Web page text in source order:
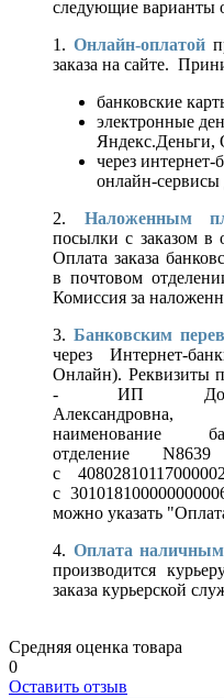
следующие варианты
1. Онлайн-оплатой
заказа на сайте.
банковские
электронные
Яндекс.Деньги,
через
онлайн-сервисы
2. Наложенным
посылки с заказом в
Оплата заказа
в почтовом
Комиссия за
3.Банковским
через Интернет-
Онлайн). Реквизиты
- ИП
наименование
отделение
с
с
можно указать
4. Оплата
производится
заказа курьерской
Средняя оценка товара
0
Оставить отзыв